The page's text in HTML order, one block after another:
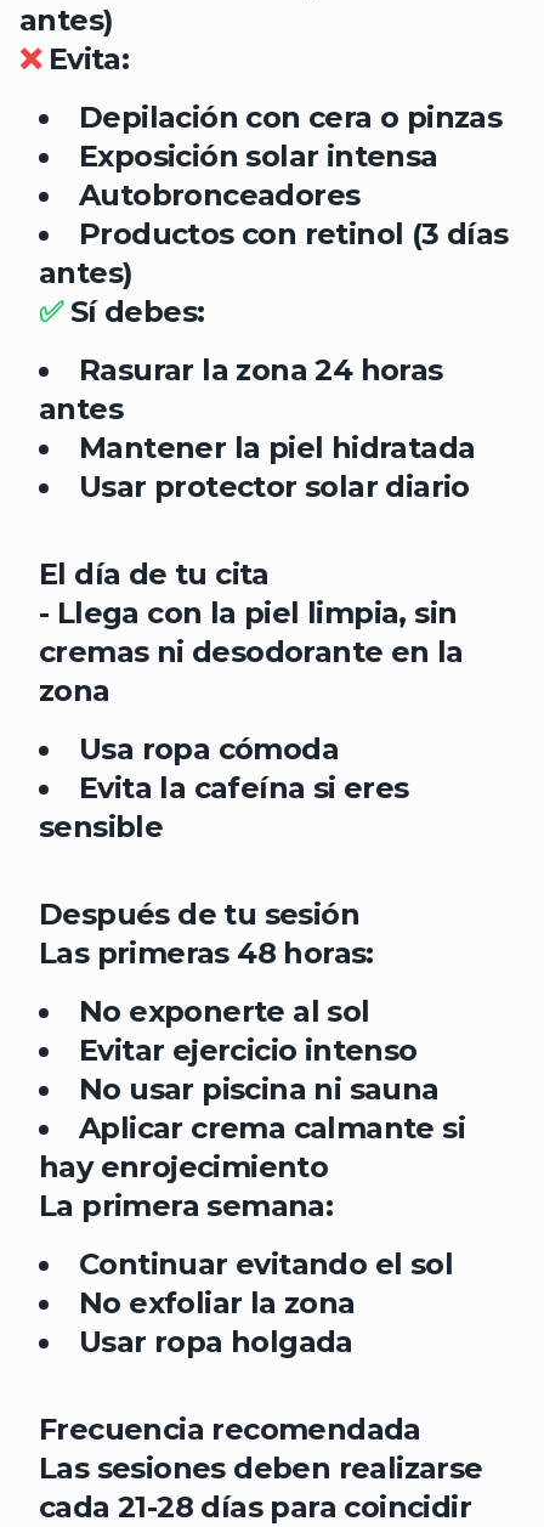
antes)
❌ Evita:
Depilación con cera o pinzas
Exposición solar intensa
Autobronceadores
Productos con retinol (3 días
antes)
✅ Sí debes:
Rasurar la zona 24 horas
antes
Mantener la piel hidratada
Usar protector solar diario
El día de tu cita
- Llega con la piel limpia, sin
cremas ni desodorante en la
zona
Usa ropa cómoda
Evita la cafeína si eres
sensible
Después de tu sesión
Las primeras 48 horas:
No exponerte al sol
Evitar ejercicio intenso
No usar piscina ni sauna
Aplicar crema calmante si
hay enrojecimiento
La primera semana:
Continuar evitando el sol
No exfoliar la zona
Usar ropa holgada
Frecuencia recomendada
Las sesiones deben realizarse
cada 21-28 díaspara coincidir